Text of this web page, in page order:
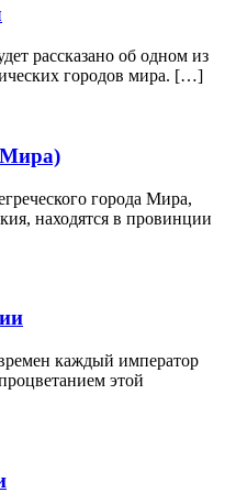
рассказано об одном из
городов мира. […]
города Мира,
находятся в провинции
каждый император
этой